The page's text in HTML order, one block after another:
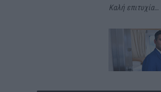
Καλή επιτυχία…